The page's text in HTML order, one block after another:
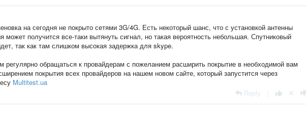
на сегодня не покрыто сетями 3G/4G. Есть некоторый шанс, что с установкой антенны
может получится все-таки вытянуть сигнал, но такая вероятность небольшая. Спутниковый
так как там слишком высокая задержка для skype.
регулярно обращаться к провайдерам с пожеланием расширить покрытие в необходимой вам
покрытия всех провайдеров на нашем новом сайте, который запустится через
Multitest.ua
Reply